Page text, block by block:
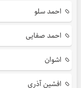
احمد سلو
احمد صفایی
اشوان
افشین آذری